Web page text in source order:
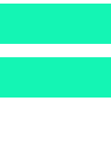
Alle